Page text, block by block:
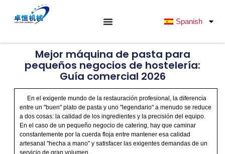
Spanish
Mejor máquina de pasta para
pequeños negocios de hostelería:
Guía comercial 2026
En el exigente mundo de la restauración profesional, la diferencia
entre un "buen" plato de pasta y uno "legendario" a menudo se reduce
a dos cosas: la calidad de los ingredientes y la precisión del equipo.
En el caso de un pequeño negocio de catering, hay que caminar
constantemente por la cuerda floja entre mantener esa calidad
artesanal "hecha a mano" y satisfacer las exigentes demandas de un